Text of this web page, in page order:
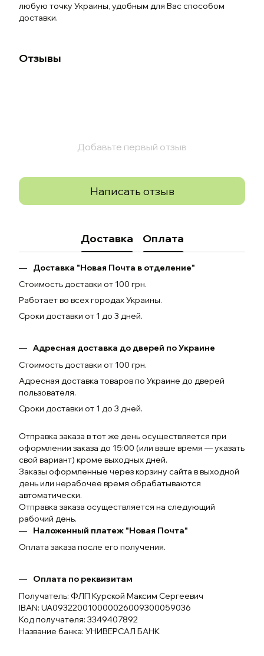
любую точку Украины, удобным для Вас способом
доставки.
Отзывы
Добавьте первый отзыв
Написать отзыв
Доставка Оплата
Доставка "Новая Почта в отделение"
Стоимость доставки от 100 грн.
Работает во всех городах Украины.
Сроки доставки от 1 до 3 дней.
Адресная доставка до дверей по Украине
Стоимость доставки от 100 грн.
Адресная доставка товаров по Украине до дверей
пользователя.
Сроки доставки от 1 до 3 дней.
Отправка заказа в тот же день осуществляется при
оформлении заказа до 15:00 (или ваше время — указать
свой вариант) кроме выходных дней.
Заказы оформленные через корзину сайта в выходной
день или нерабочее время обрабатываются
автоматически.
Отправка заказа осуществляется на следующий
рабочий день.
Наложенный платеж "Новая Почта"
Оплата заказа после его получения.
Оплата по реквизитам
Получатель: ФЛП Курской Максим Сергеевич
IBAN: UA093220010000026009300059036
Код получателя: 3349407892
Название банка: УНИВЕРСАЛ БАНК